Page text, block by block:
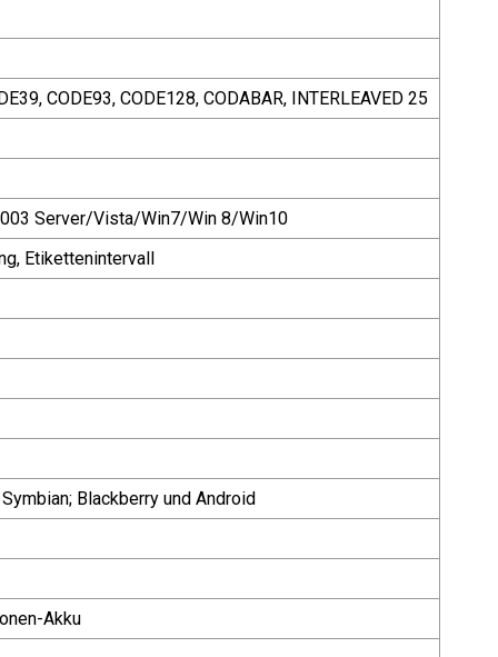
CODE93, CODE128, CODABAR, INTERLEAVED 25
Server/Vista/Win7/Win 8/Win10
Etikettenintervall
Blackberry und Android
Akku